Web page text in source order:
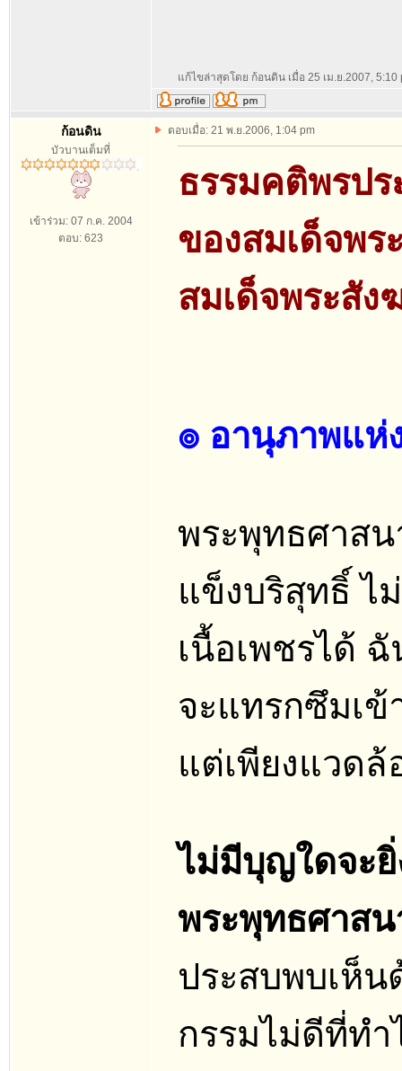
แก้ไขล่าสุดโดย ก้อนดิน เมื่อ 25 เม.ย.2007, 5:10
ก้อนดิน
บัวบานเต็มที่
เข้าร่วม: 07 ก.ค. 2004
ตอบ: 623
ตอบเมื่อ: 21 พ.ย.2006, 1:04 pm
ธรรมคติพรปร
ของสมเด็จพ
สมเด็จพระสั
๏ อานุภาพแห่
พระพุทธศาสน
แข็งบริสุทธิ์ ไ
เนื้อเพชรได้
จะแทรกซึมเ
แต่เพียงแวด
ไม่มีบุญใดจะ
พระพุทธศาสน
ประสบพบเห็น
กรรมไม่ดีที่ทำ